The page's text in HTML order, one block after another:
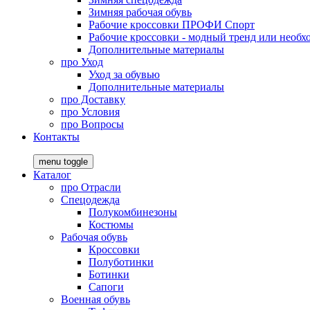
Зимняя рабочая обувь
Рабочие кроссовки ПРОФИ Спорт
Рабочие кроссовки - модный тренд или
Дополнительные материалы
про Уход
Уход за обувью
Дополнительные материалы
про Доставку
про Условия
про Вопросы
Контакты
menu toggle
Каталог
про Отрасли
Спецодежда
Полукомбинезоны
Костюмы
Рабочая обувь
Кроссовки
Полуботинки
Ботинки
Сапоги
Военная обувь